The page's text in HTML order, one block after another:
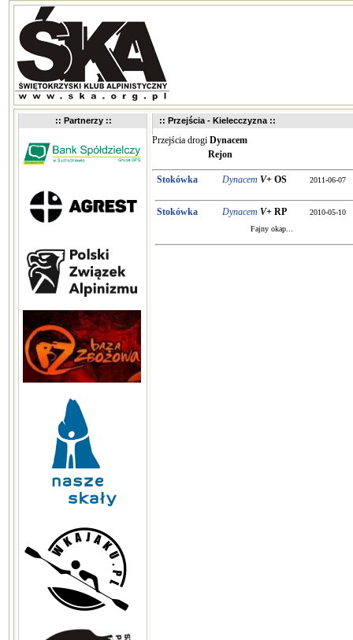
:: Partnerzy :: :: Przejścia - Kielecczyzna ::
Przejścia drogi Dynacem
Rejon
Stokówka Dynacem V+ OS 2011-06-07
Stokówka Dynacem V+ RP
2010-05-10
Fajny okap...